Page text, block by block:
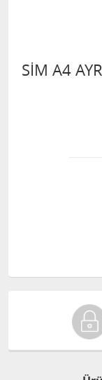
SİM A4
GÜVENLİ
alışverişlerinizde
sağlayabilirsiniz.